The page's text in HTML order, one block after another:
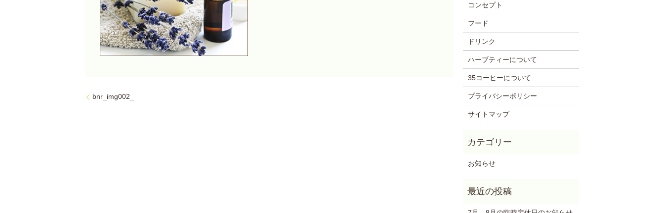
bnr_img002_
コンセプト
フード
ドリンク
ハーブティーについて
35コーヒーについて
プライバシーポリシー
サイトマップ
お知らせ